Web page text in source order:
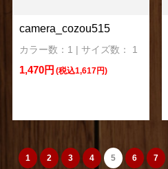
camera_cozou515
カラー数：1 | サイズ数： 1
1,470円 (税込1,617円)
1 2 3 4 5 6 7